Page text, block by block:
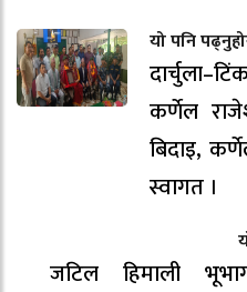
यो पनि
कर्णेल
बिदाइ,
स्वागत ।
जटिल हिमाली